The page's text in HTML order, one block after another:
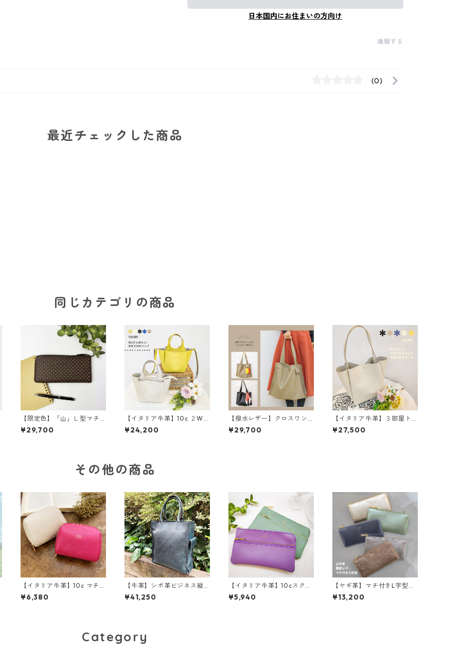
日本国内にお住まいの方向け
通報する
(0)
最近チェックした商品
同じカテゴリの商品
【限定色】「山」Ｌ型マチ
つき長財布<４色展開> 本
革 レザーウォレット 革
¥29,700
【イタリア牛革】10c ２WA
Y３部屋ショルダートートバ
ッグ〈5色展開〉 イタリア
¥24,200
【撥水レザー】クロスワン
ハンドルバッグ＜2色展開
＞ M6041
¥29,700
【イタリア牛革】３部屋ト
ートバッグ〈5色展開〉 イ
タリアンレザー 本革 カ
¥27,500
その他の商品
【イタリア牛革】10c マチあ
りポーチ〈10色展開〉 イ
タリアンレザー 本革 革
¥6,380
【牛革】シボ革ビジネス縦
型トート<3色展開> 日本牛
革 日本生産 ビジネスバ
¥41,250
【イタリア牛革】10cスクエ
ア２段ポーチ<新色追加☆>
本革 牛革 カラフル
¥5,940
【ヤギ革】マチ付きL字型長
財布＜メタリックカラー5色
＞ M1107M
¥13,200
Category